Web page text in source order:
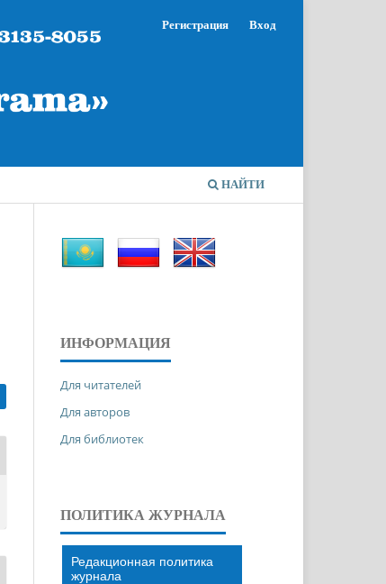
НАЙТИ
Регистрация Вход
ИНФОРМАЦИЯ
Для читателей
Для авторов
Для библиотек
ПОЛИТИКА ЖУРНАЛА
Редакционная политика
журнала